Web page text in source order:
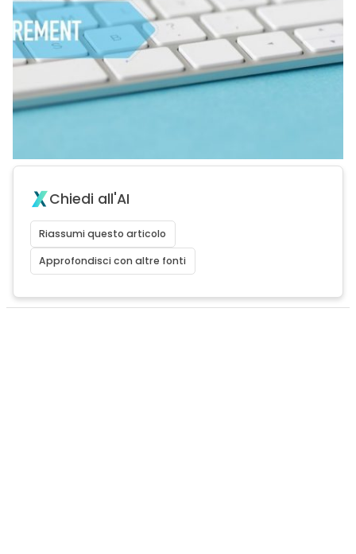
Chiedi all'AI
Riassumi questo articolo
Approfondisci con altre fonti